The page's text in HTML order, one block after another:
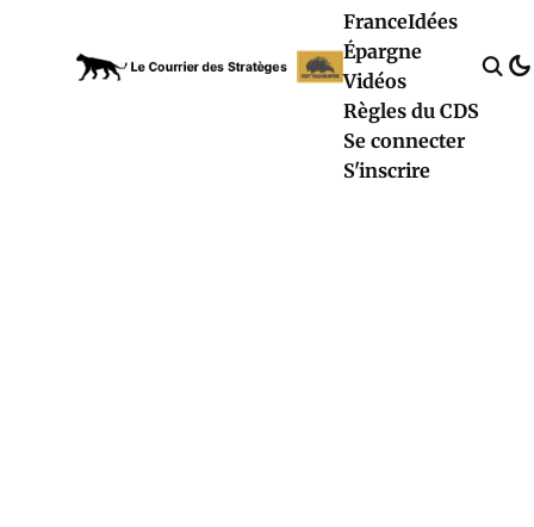
FranceIdées
Épargne
Vidéos
Règles du CDS
Se connecter
S'inscrire